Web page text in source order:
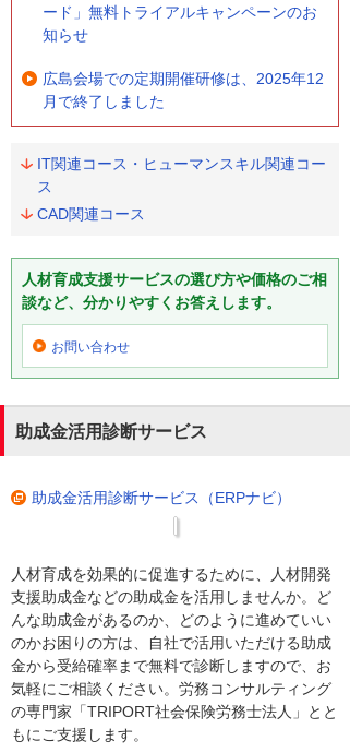
ード」無料トライアルキャンペーンのお
知らせ
広島会場での定期開催研修は、2025年12
月で終了しました
IT関連コース・ヒューマンスキル関連コー
ス
CAD関連コース
人材育成支援サービスの選び方や価格のご相
談など、分かりやすくお答えします。
お問い合わせ
助成金活用診断サービス
助成金活用診断サービス（ERPナビ）
人材育成を効果的に促進するために、人材開発
支援助成金などの助成金を活用しませんか。ど
んな助成金があるのか、どのように進めていい
のかお困りの方は、自社で活用いただける助成
金から受給確率まで無料で診断しますので、お
気軽にご相談ください。労務コンサルティング
の専門家「TRIPORT社会保険労務士法人」とと
もにご支援します。